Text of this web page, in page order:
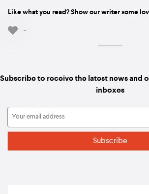
Like what you read? Show our writer some
-
Subscribe to receive the latest news and
inboxes